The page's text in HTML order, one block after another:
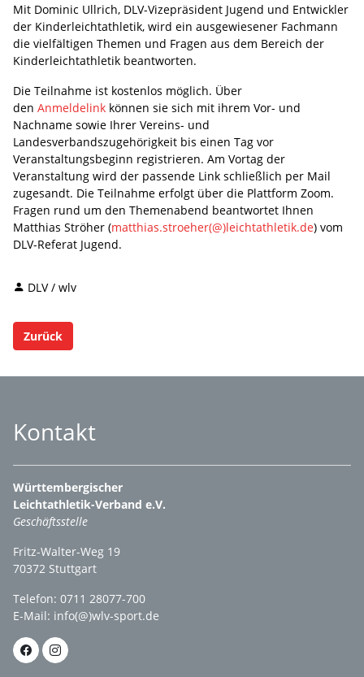
Mit Dominic Ullrich, DLV-Vizepräsident Jugend und Entwickler
der Kinderleichtathletik, wird ein ausgewiesener Fachmann
die vielfältigen Themen und Fragen aus dem Bereich der
Kinderleichtathletik beantworten.
Die Teilnahme ist kostenlos möglich. Über
den Anmeldelink können sie sich mit ihrem Vor- und
Nachname sowie Ihrer Vereins- und
Landesverbandszugehörigkeit bis einen Tag vor
Veranstaltungsbeginn registrieren. Am Vortag der
Veranstaltung wird der passende Link schließlich per Mail
zugesandt. Die Teilnahme erfolgt über die Plattform Zoom.
Fragen rund um den Themenabend beantwortet Ihnen
Matthias Ströher (matthias.stroeher(@)leichtathletik.de) vom
DLV-Referat Jugend.
DLV / wlv
Zurück
Kontakt
Württembergischer
Leichtathletik-Verband e.V.
Geschäftsstelle
Fritz-Walter-Weg 19
70372 Stuttgart
Telefon: 0711 28077-700
E-Mail: info(@)wlv-sport.de